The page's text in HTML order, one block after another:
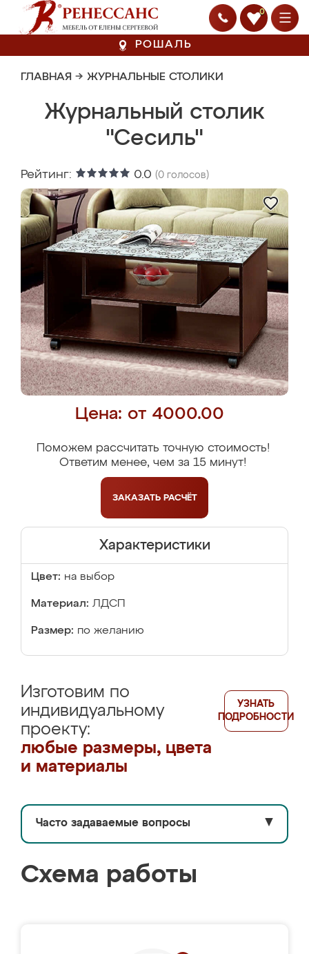
0
РОШАЛЬ
ГЛАВНАЯ → ЖУРНАЛЬНЫЕ СТОЛИКИ
Журнальный столик
"Сесиль"
Рейтинг: 0.0 (0 голосов)
Цена: от 4000.00
Поможем рассчитать точную стоимость!
Ответим менее, чем за 15 минут!
ЗАКАЗАТЬ РАСЧЁТ
Характеристики
Цвет: на выбор
Материал: ЛДСП
Размер: по желанию
Изготовим по
индивидуальному
проекту:
любые размеры, цвета
и материалы
УЗНАТЬ
ПОДРОБНОСТИ
Часто задаваемые вопросы ▼
Схема работы